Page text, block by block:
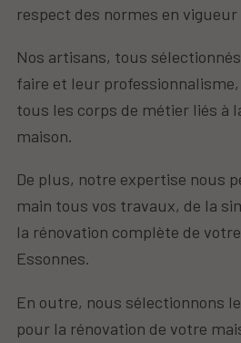
respect des normes en
Nos artisans, tous
faire et leur
tous les corps de métier liés à
maison.
De plus, notre expertise nous
main tous vos travaux, de la
la rénovation complète de
Essonnes.
En outre, nous sélectionnons
pour la rénovation de votre